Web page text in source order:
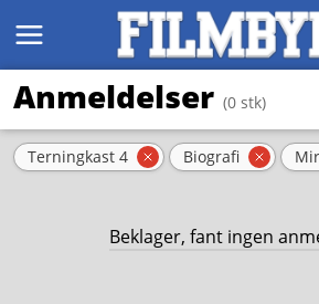
MENY
Anmeldelser (0 stk)
Aktive filter
Terningkast 4 Fjern filter
Biografi Fjern
Beklager, fant ingen